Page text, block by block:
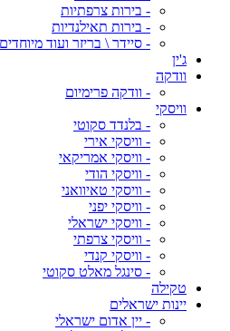
- בירות צרפתיות
- בירות תאילנדיות
- סיידר \ בריזר ועוד
ג'ין
וודקה
- וודקה פרימיום
וויסקי
- בלנדד סקוטי
- וויסקי אירי
- וויסקי אמריקאי
- וויסקי הודי
- וויסקי טאיוואני
- וויסקי יפני
- וויסקי ישראלי
- וויסקי צרפתי
- וויסקי קנדי
- סינגל מאלט סקוטי
טקילה
יינות ישראלים
- יין אדום ישראלי